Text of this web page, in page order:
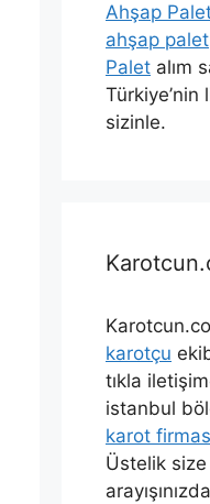
Ahşap
ahşap palet
Palet alım
Türkiye’nin
sizinle.
karotçu
tıkla
istanbul
karot
Üstelik size